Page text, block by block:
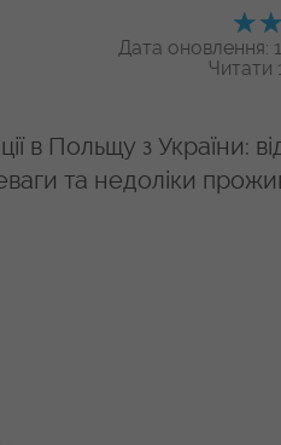
Дата оновлення:
Читати
в Польщу з України:
та недоліки